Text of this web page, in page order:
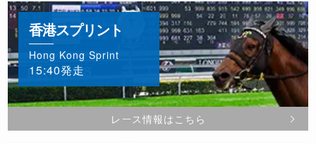
香港スプリント
Hong Kong Sprint
15:40発走
レース情報はこちら